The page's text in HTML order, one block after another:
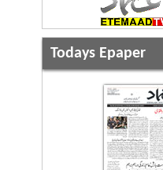
Todays Epaper